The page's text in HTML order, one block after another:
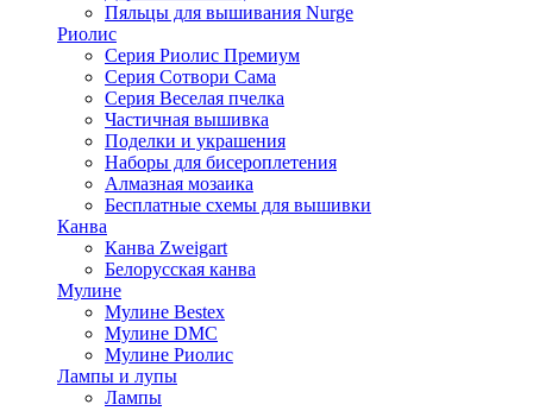
Пяльцы для вышивания Nurge
Риолис
Серия Риолис Премиум
Серия Сотвори Сама
Серия Веселая пчелка
Частичная вышивка
Поделки и украшения
Наборы для бисероплетения
Алмазная мозаика
Бесплатные схемы для вышивки
Канва
Канва Zweigart
Белорусская канва
Мулине
Мулине Bestex
Мулине DMC
Мулине Риолис
Лампы и лупы
Лампы